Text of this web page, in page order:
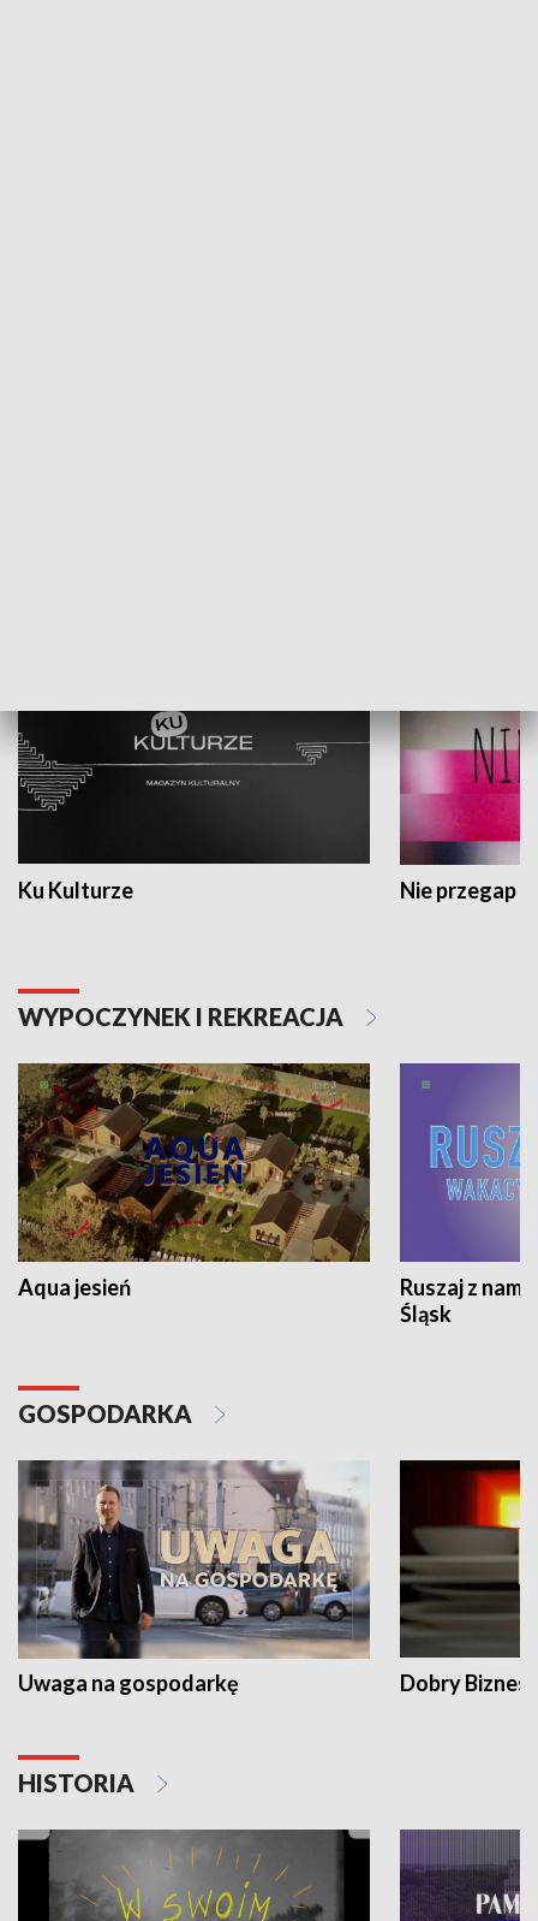
Ku Kulturze Nie przegap
WYPOCZYNEK I REKREACJA
Aqua jesień
Ruszaj z
Śląsk
GOSPODARKA
Uwaga na gospodarkę Dobry Biznes
HISTORIA